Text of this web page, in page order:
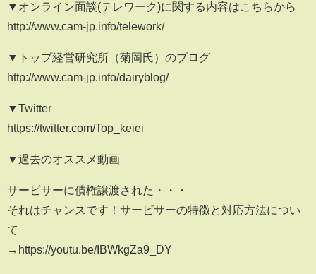
▼オンライン面談(テレワーク)に関する内容はこちらから
http://www.cam-jp.info/telework/
▼トップ経営研究所（菊岡氏）のブログ
http://www.cam-jp.info/dairyblog/
▼Twitter
https://twitter.com/Top_keiei
▼過去のオススメ動画
サービサーに債権譲渡された・・・
それはチャンスです！サービサーの特徴と対応方法につい
て
→https://youtu.be/IBWkgZa9_DY